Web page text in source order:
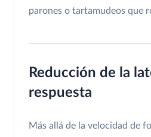
parones o tartamudeos que
Reducción de la
respuesta
Más allá de la velocidad de